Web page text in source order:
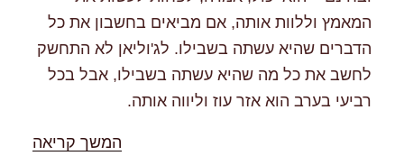
המאמץ וללוות אותה, אם מביאים בחשבון את כל
הדברים שהיא עשתה בשבילו. לג'וליאן לא התחשק
לחשב את כל מה שהיא עשתה בשבילו, אבל בכל
רביעי בערב הוא אזר עוז וליווה אותה.
המשך קריאה